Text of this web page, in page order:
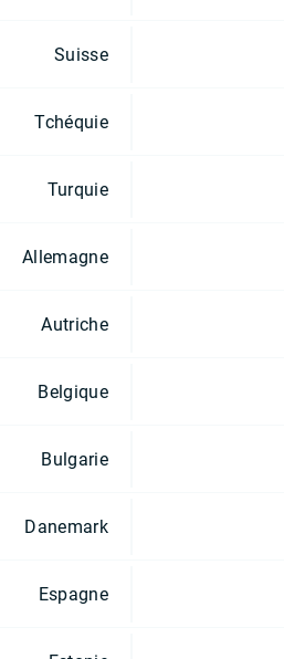
Suisse
Tchéquie
Turquie
Allemagne
Autriche
Belgique
Bulgarie
Danemark
Espagne